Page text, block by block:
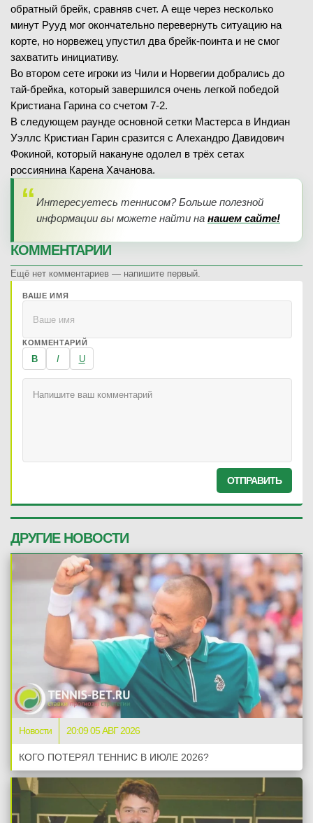
обратный брейк, сравняв счет. А еще через несколько
минут Рууд мог окончательно перевернуть ситуацию на
корте, но норвежец упустил два брейк-поинта и не смог
захватить инициативу.
Во втором сете игроки из Чили и Норвегии добрались до
тай-брейка, который завершился очень легкой победой
Кристиана Гарина со счетом 7-2.
В следующем раунде основной сетки Мастерса в Индиан
Уэллс Кристиан Гарин сразится с Алехандро Давидович
Фокиной, который накануне одолел в трёх сетах
россиянина Карена Хачанова.
Интересуетесь теннисом? Больше полезной
информации вы можете найти на нашем сайте!
КОММЕНТАРИИ
Ещё нет комментариев — напишите первый.
ВАШЕ ИМЯ
КОММЕНТАРИЙ
B I U
ОТПРАВИТЬ
ДРУГИЕ НОВОСТИ
Новости 20:09 05 АВГ 2026
КОГО ПОТЕРЯЛ ТЕННИС В ИЮЛЕ 2026?